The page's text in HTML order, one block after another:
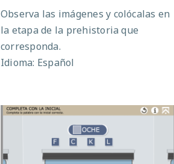
Observa las imágenes y colócalas en
la etapa de la prehistoria que
corresponda.
Idioma: Español